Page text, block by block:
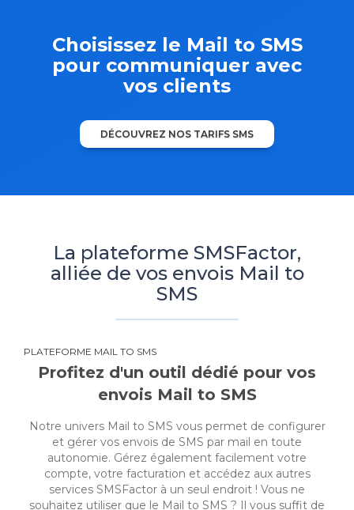
Choisissez le Mail to SMS
pour communiquer avec
vos clients
DÉCOUVREZ NOS TARIFS SMS
La plateforme SMSFactor,
alliée de vos envois Mail to
SMS
PLATEFORME MAIL TO SMS
Profitez d'un outil dédié pour vos
envois Mail to SMS
Notre univers Mail to SMS vous permet de configurer
et gérer vos envois de SMS par mail en toute
autonomie. Gérez également facilement votre
compte, votre facturation et accédez aux autres
services SMSFactor à un seul endroit ! Vous ne
souhaitez utiliser que le Mail to SMS ? Il vous suffit de